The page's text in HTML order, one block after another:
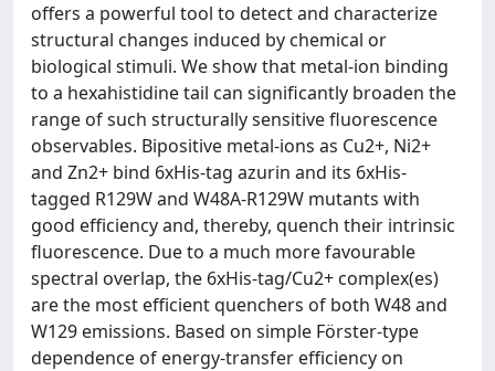
offers a powerful tool to detect and characterize
structural changes induced by chemical or
biological stimuli. We show that metal-ion binding
to a hexahistidine tail can significantly broaden the
range of such structurally sensitive fluorescence
observables. Bipositive metal-ions as Cu2+, Ni2+
and Zn2+ bind 6xHis-tag azurin and its 6xHis-
tagged R129W and W48A-R129W mutants with
good efficiency and, thereby, quench their intrinsic
fluorescence. Due to a much more favourable
spectral overlap, the 6xHis-tag/Cu2+ complex(es)
are the most efficient quenchers of both W48 and
W129 emissions. Based on simple Förster-type
dependence of energy-transfer efficiency on